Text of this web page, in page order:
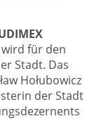
für den
Stadt. Das
Hołubowicz
der Stadt